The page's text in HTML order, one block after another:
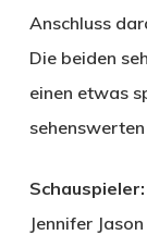
Anschluss
Die beiden
einen etwas
sehenswerten
Schauspieler:
Jennifer